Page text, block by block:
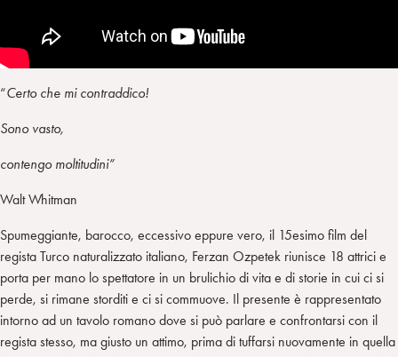
“Certo che mi contraddico!
Sono vasto,
contengo moltitudini”
Walt Whitman
Spumeggiante, barocco, eccessivo eppure vero, il 15esimo film del
regista Turco naturalizzato italiano, Ferzan Ozpetek riunisce 18 attrici e
porta per mano lo spettatore in un brulichio di vita e di storie in cui ci si
perde, si rimane storditi e ci si commuove. Il presente è rappresentato
intorno ad un tavolo romano dove si può parlare e confrontarsi con il
regista stesso, ma giusto un attimo, prima di tuffarsi nuovamente in quella